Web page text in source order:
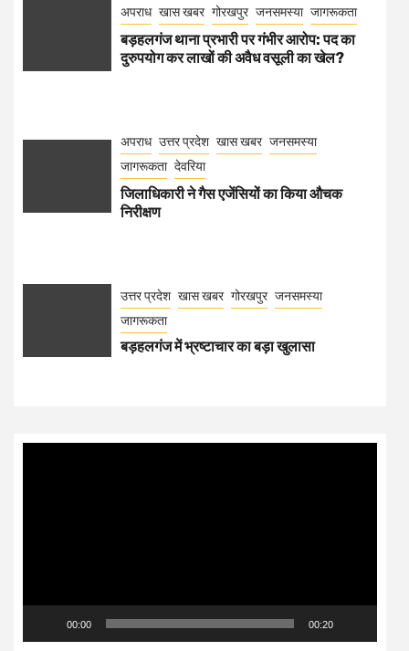
अपराध खास खबर गोरखपुर जनसमस्या जागरूकता
बड़हलगंज थाना प्रभारी पर गंभीर आरोप: पद का
दुरुपयोग कर लाखों की अवैध वसूली का खेल?
अपराध उत्तर प्रदेश खास खबर जनसमस्या
जागरूकता देवरिया
जिलाधिकारी ने गैस एजेंसियों का किया औचक
निरीक्षण
उत्तर प्रदेश खास खबर गोरखपुर जनसमस्या
जागरूकता
बड़हलगंज में भ्रष्टाचार का बड़ा खुलासा
00:00 00:20